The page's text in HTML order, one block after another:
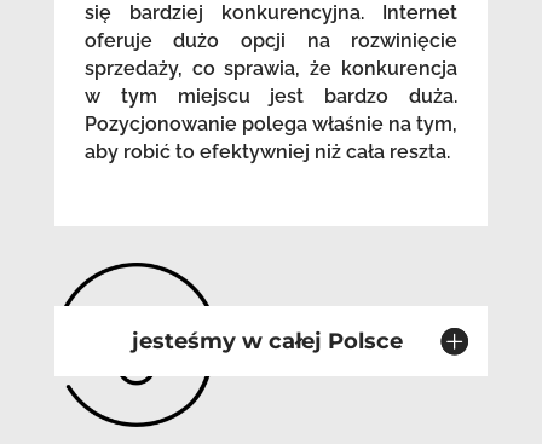
się bardziej konkurencyjna. Internet
oferuje dużo opcji na rozwinięcie
sprzedaży, co sprawia, że konkurencja
w tym miejscu jest bardzo duża.
Pozycjonowanie polega właśnie na tym,
aby robić to efektywniej niż cała reszta.
jesteśmy w całej Polsce